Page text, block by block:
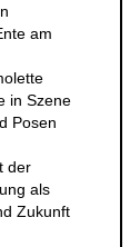
am
in Szene
Posen
der
als
Zukunft